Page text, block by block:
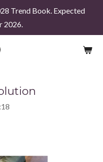
Trend Book. Expected
2026.